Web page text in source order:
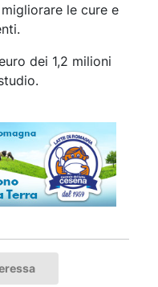
le cure e
dei 1,2 milioni